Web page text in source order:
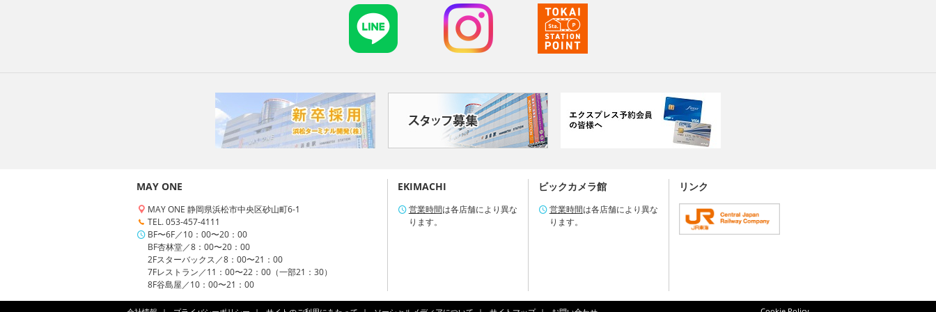
MAY ONE
MAY ONE 静岡県浜松市中央区砂山町6-1
TEL. 053-457-4111
BF〜6F／10：00〜20：00
BF杏林堂／8：00〜20：00
2Fスターバックス／8：00〜21：00
7Fレストラン／11：00〜22：00（一部21：30）
8F谷島屋／10：00〜21：00
EKIMACHI
営業時間は各店舗により異な
ります。
ビックカメラ館
営業時間は各店舗により異な
ります。
リンク